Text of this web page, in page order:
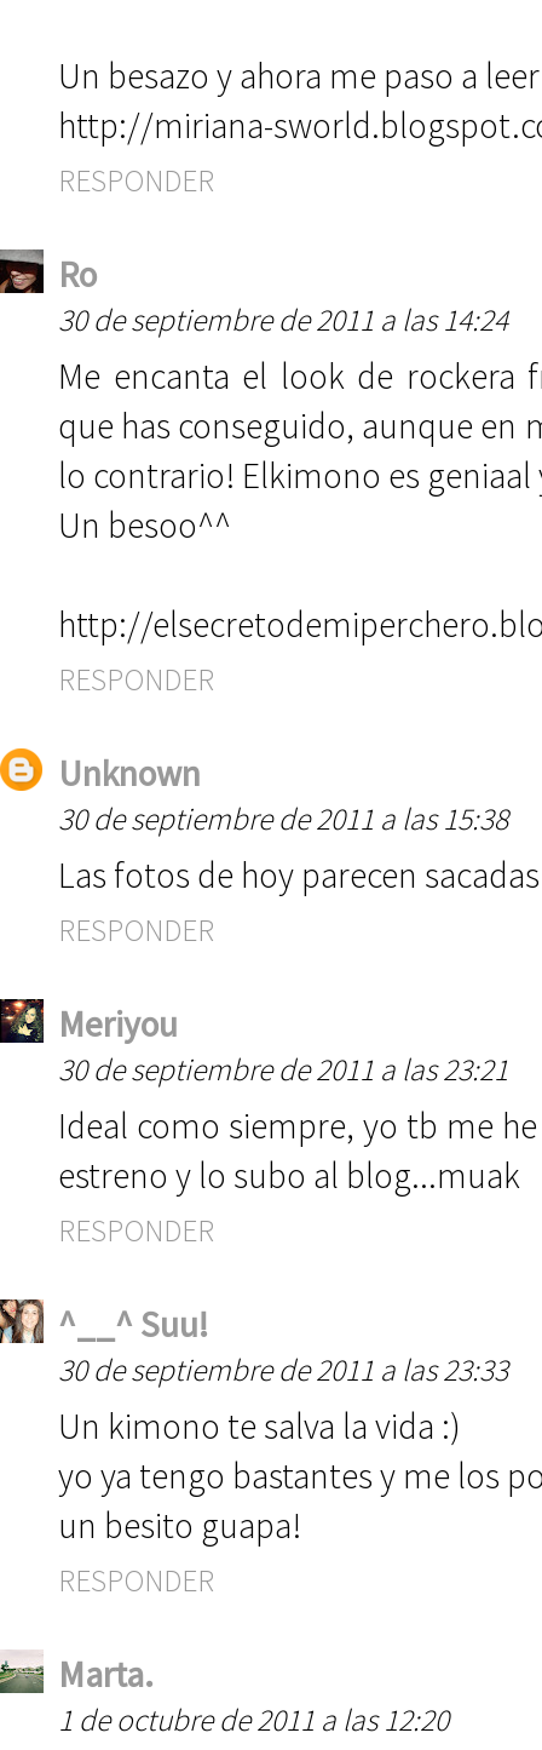
Un besazo y ahora me paso a
http://miriana-
RESPONDER
Ro
30 de septiembre de 2011 a las 14:24
Me encanta el look de rockera
que has conseguido, aunque en
lo contrario! Elkimono es
Un besoo^^
http://
RESPONDER
Unknown
30 de septiembre de 2011 a las 15:38
Las fotos de hoy parecen
RESPONDER
Meriyou
30 de septiembre de 2011 a las 23:21
Ideal como siempre, yo tb me
estreno y lo subo al blog...muak
RESPONDER
^__^ Suu!
30 de septiembre de 2011 a las 23:33
Un kimono te salva la vida :)
yo ya tengo bastantes y me los
un besito guapa!
RESPONDER
Marta.
1 de octubre de 2011 a las 12:20